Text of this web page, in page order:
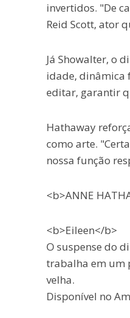
invertidos. "De
Reid Scott, ator
Já Showalter, o
idade, dinâmica
editar, garantir
Hathaway
como arte.
nossa função
<b>ANNE
<b>Eileen</b>
O suspense do
trabalha em um
velha.
Disponível no